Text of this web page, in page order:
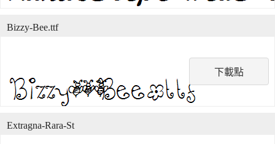
下載點
Bizzy-Bee.ttf
Extragna-Rara-St